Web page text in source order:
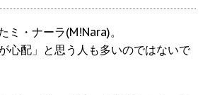
ミ・ナーラ(M!Nara)。
心配」と思う人も多いのではないで